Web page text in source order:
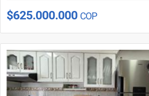
$625.000.000 COP